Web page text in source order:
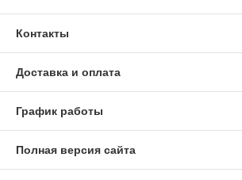
Контакты
Доставка и оплата
График работы
Полная версия сайта